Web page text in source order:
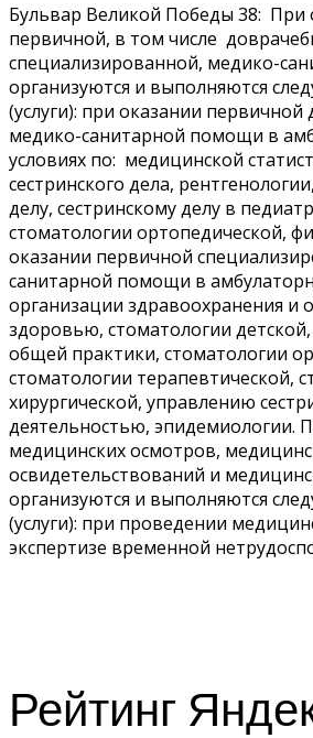
Бульвар Великой Победы 38: При
первичной, в том числе
специализированной, медико-
организуются и выполняются
(услуги): при оказании первичной
медико-санитарной помощи в
условиях по: медицинской
сестринского дела,
делу, сестринскому делу в
стоматологии ортопедической,
оказании первичной
санитарной помощи в
организации здравоохранения и
здоровью, стоматологии
общей практики, стоматологии
стоматологии терапевтической,
хирургической, управлению
деятельностью, эпидемиологии.
медицинских осмотров,
освидетельствований и
организуются и выполняются
(услуги): при проведении
экспертизе временной
Рейтинг